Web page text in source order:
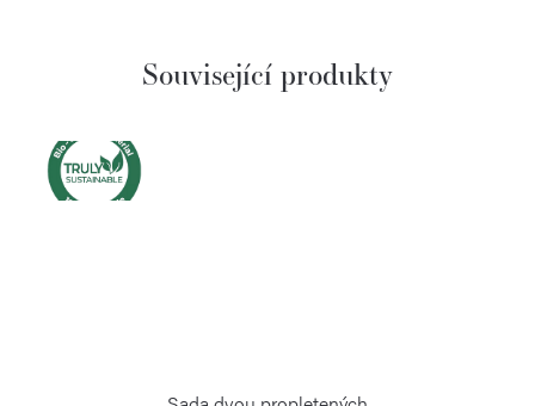
Související produkty